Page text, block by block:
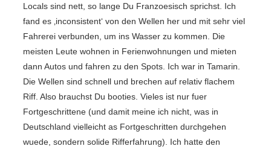
Locals sind nett, so lange Du Franzoesisch sprichst. Ich
fand es ‚inconsistent‘ von den Wellen her und mit sehr viel
Fahrerei verbunden, um ins Wasser zu kommen. Die
meisten Leute wohnen in Ferienwohnungen und mieten
dann Autos und fahren zu den Spots. Ich war in Tamarin.
Die Wellen sind schnell und brechen auf relativ flachem
Riff. Also brauchst Du booties. Vieles ist nur fuer
Fortgeschrittene (und damit meine ich nicht, was in
Deutschland vielleicht as Fortgeschritten durchgehen
wuede, sondern solide Rifferfahrung). Ich hatte den